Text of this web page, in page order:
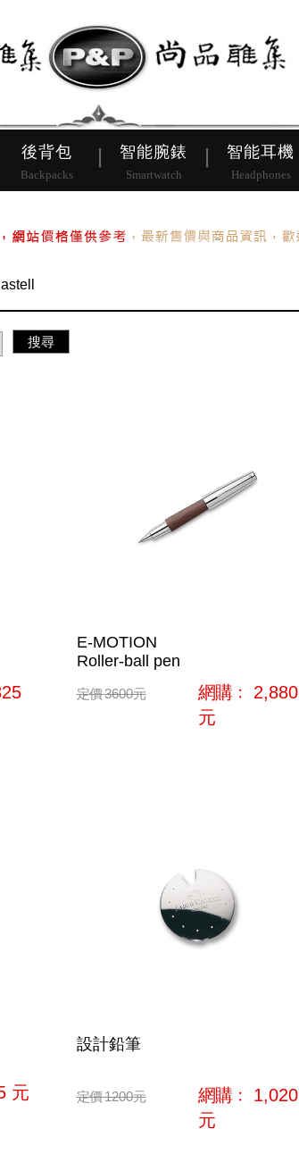
後背包
Backpacks
智能腕錶
Smartwatch
智能耳機
Headphones
行李箱 後背包
E-MOTION
Roller-ball pen
定價3600元 網購﹕ 2,880
元
元
設計鉛筆
定價1200元 網購﹕ 1,020
元